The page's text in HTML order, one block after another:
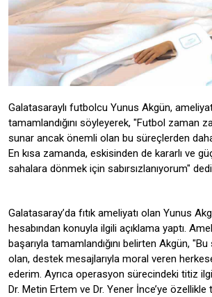
Galatasaraylı futbolcu Yunus Akgün,
tamamlandığını söyleyerek, "Futbol zaman
sunar ancak önemli olan bu süreçlerden
En kısa zamanda, eskisinden de kararlı ve
sahalara dönmek için sabırsızlanıyorum"
Galatasaray’da fıtık ameliyatı olan Yunus
hesabından konuyla ilgili açıklama yaptı.
başarıyla tamamlandığını belirten Akgün,
olan, destek mesajlarıyla moral veren
ederim. Ayrıca operasyon sürecindeki titiz
Dr. Metin Ertem ve Dr. Yener İnce’ye